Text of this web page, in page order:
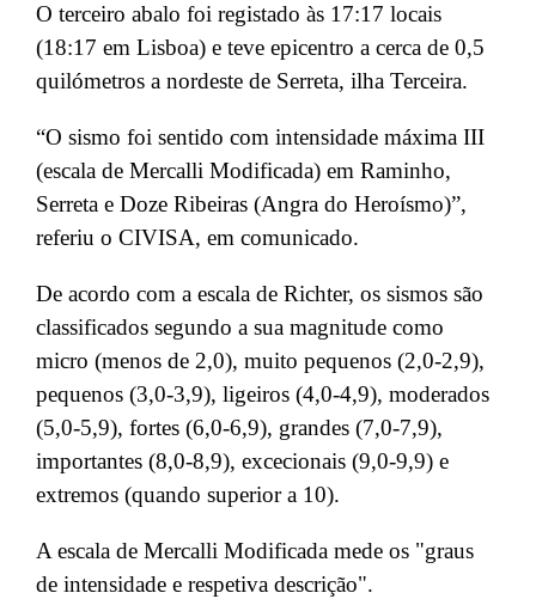
O terceiro abalo foi registado às 17:17 locais
(18:17 em Lisboa) e teve epicentro a cerca de 0,5
quilómetros a nordeste de Serreta, ilha Terceira.
“O sismo foi sentido com intensidade máxima III
(escala de Mercalli Modificada) em Raminho,
Serreta e Doze Ribeiras (Angra do Heroísmo)”,
referiu o CIVISA, em comunicado.
De acordo com a escala de Richter, os sismos são
classificados segundo a sua magnitude como
micro (menos de 2,0), muito pequenos (2,0-2,9),
pequenos (3,0-3,9), ligeiros (4,0-4,9), moderados
(5,0-5,9), fortes (6,0-6,9), grandes (7,0-7,9),
importantes (8,0-8,9), excecionais (9,0-9,9) e
extremos (quando superior a 10).
A escala de Mercalli Modificada mede os "graus
de intensidade e respetiva descrição".